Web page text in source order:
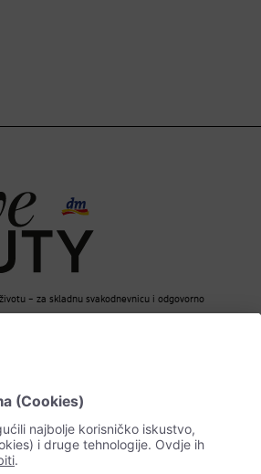
– za skladnu svakodnevnicu i odgovorno